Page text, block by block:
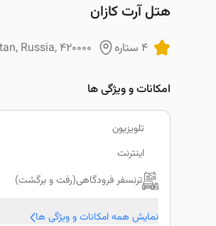
هتل آرت کازان
4 ستاره Russia, 420000
امکانات و ویژگی ها
تلویزیون
اینترنت
ترنسفر فرودگاهی(رفت و برگشت)
نمایش همه امکانات و ویژگی ها